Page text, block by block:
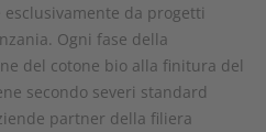
da progetti
Ogni fase della
del cotone bio alla finitura del
secondo severi standard
partner della filiera